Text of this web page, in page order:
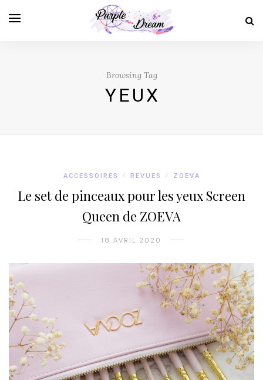
Browsing Tag
YEUX
ACCESSOIRES / REVUES / ZOEVA
Le set de pinceaux pour les yeux Screen
Queen de ZOEVA
18 AVRIL 2020